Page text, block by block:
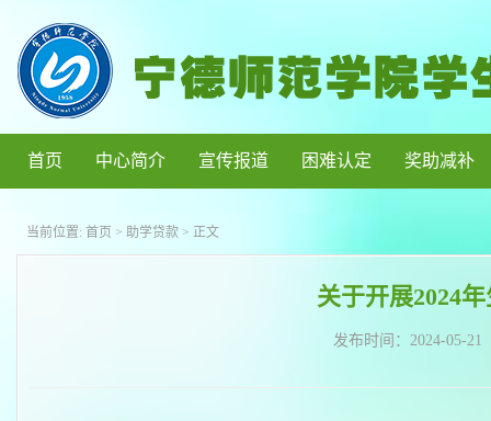
首页 中心简介 宣传报道 困难认定 奖助减补
当前位置: 首页 > 助学贷款 > 正文
关于开展2024
发布时间： 2024-05-21